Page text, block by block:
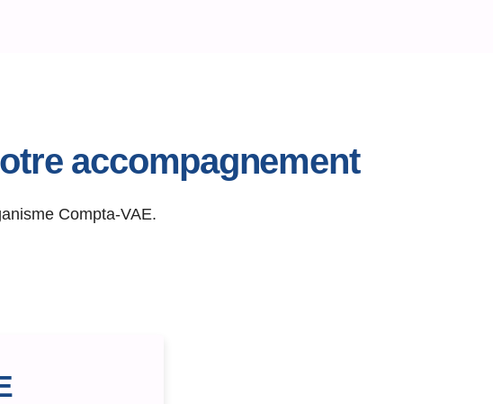
accompagnement
Compta-VAE.